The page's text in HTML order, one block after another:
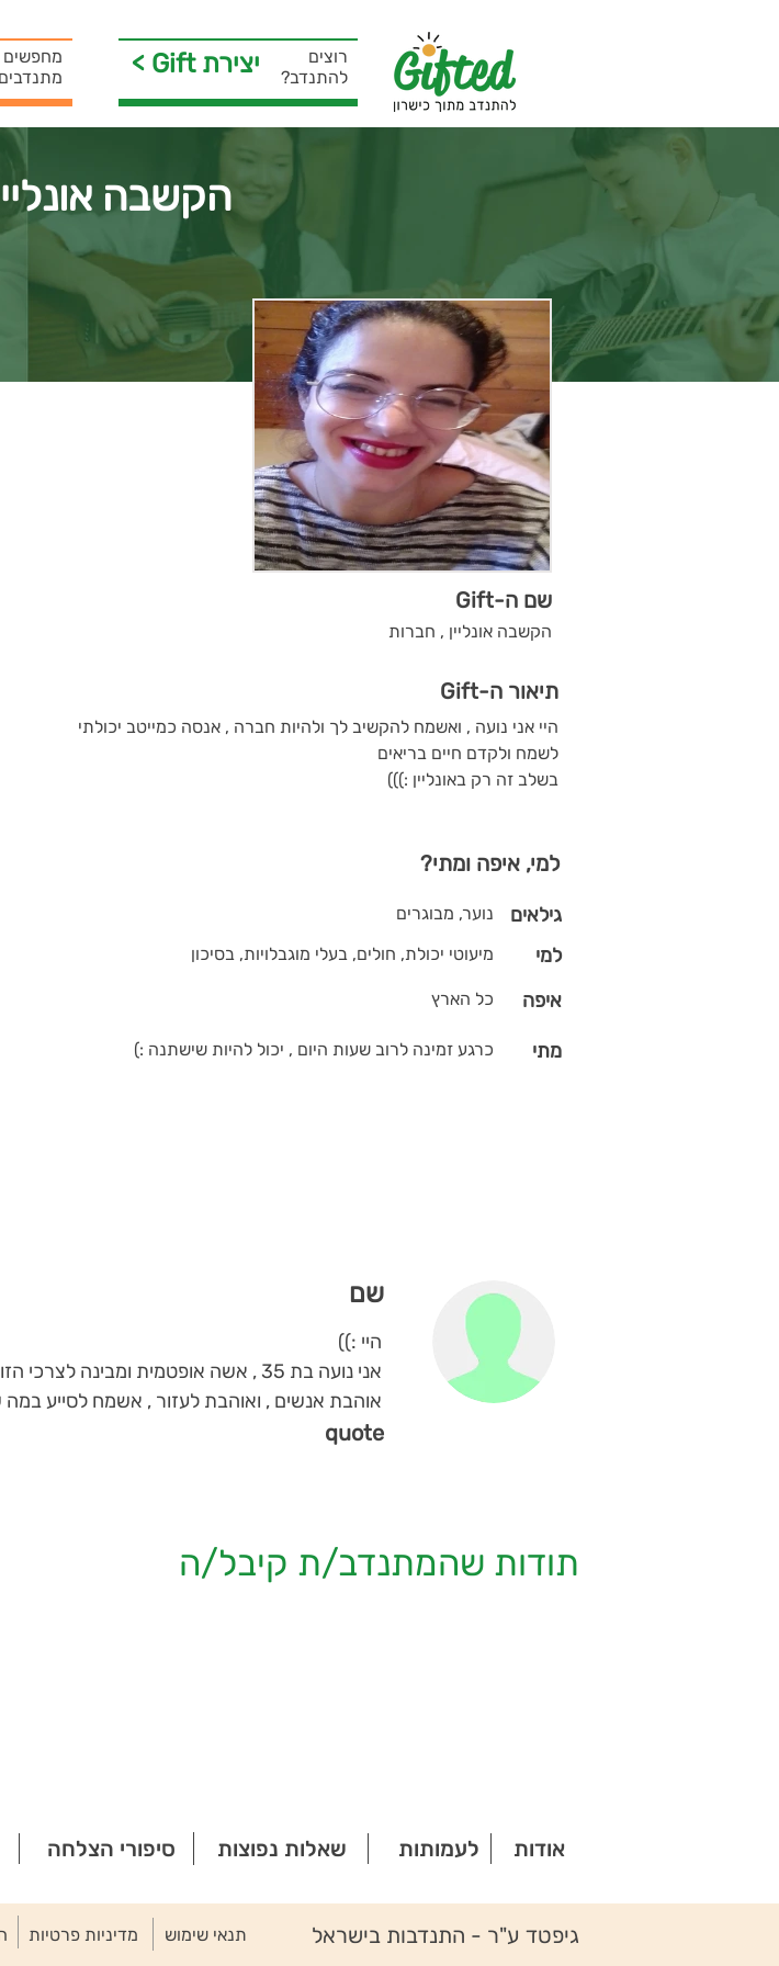
מחפשים
< Gift יצירת
רוצים
להתנדב?
הקשבה
שם ה-Gift
הקשבה אונליין , חברות
תיאור ה-Gift
היי אני נועה , ואשמח להקשיב לך ולהיות חברה , אנסה כמייטב יכולתי
לשמח ולקדם חיים בריאים
בשלב זה רק באונליין :)))
למי, איפה ומתי?
נוער, מבוגרים גילאים
מיעוטי יכולת, חולים, בעלי מוגבלויות, בסיכון למי
כל הארץ איפה
כרגע זמינה לרוב שעות היום , יכול להיות שישתנה :) מתי
שם
היי :))
אני נועה בת 35 , אשה אופטמית ומבינה לצרכי הזולת.
אוהבת אנשים , ואוהבת לעזור , אשמח לסייע במה
quote
תודות שהמתנדב/ת קיבל/ה
סיפורי הצלחה שאלות נפוצות לעמותות אודות
מדיניות פרטיות תנאי שימוש גיפטד ע"ר - התנדבות בישראל